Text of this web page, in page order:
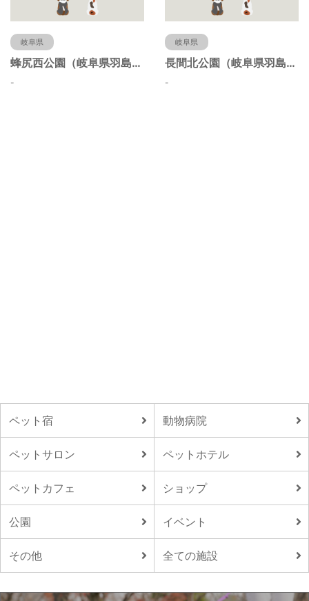
岐阜県
蜂尻西公園（岐阜県羽島市）
-
岐阜県
長間北公園（岐阜県羽島市）
-
ペット宿 動物病院
ペットサロン ペットホテル
ペットカフェ ショップ
公園 イベント
その他 全ての施設